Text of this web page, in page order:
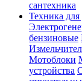
сантехника
Техника для
бензиновые
Мотоблоки
устройства